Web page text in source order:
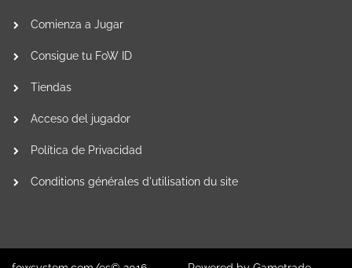
Comienza a Jugar
Consigue tu FoW ID
Tiendas
Acceso del jugador
Política de Privacidad
Conditions générales d'utilisation du site